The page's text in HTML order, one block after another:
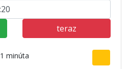
teraz
1 minúta